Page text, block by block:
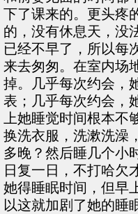
下了课来的。更头疼
的，没有休息天，没
已经不早了，所以每
来去匆匆。在室内场
掉。几乎每次约会，
表；几乎每次约会，
上她睡觉时间根本
换洗衣服，洗漱洗澡
多晚？然后睡几个小
日复一日，不打哈欠
她得睡眠时间，但早
以这就加剧了她的睡